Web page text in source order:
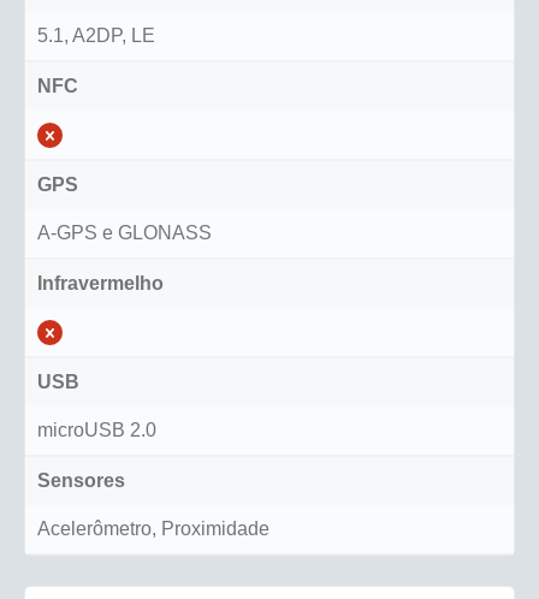
5.1, A2DP, LE
NFC
GPS
A-GPS e GLONASS
Infravermelho
USB
microUSB 2.0
Sensores
Acelerômetro, Proximidade